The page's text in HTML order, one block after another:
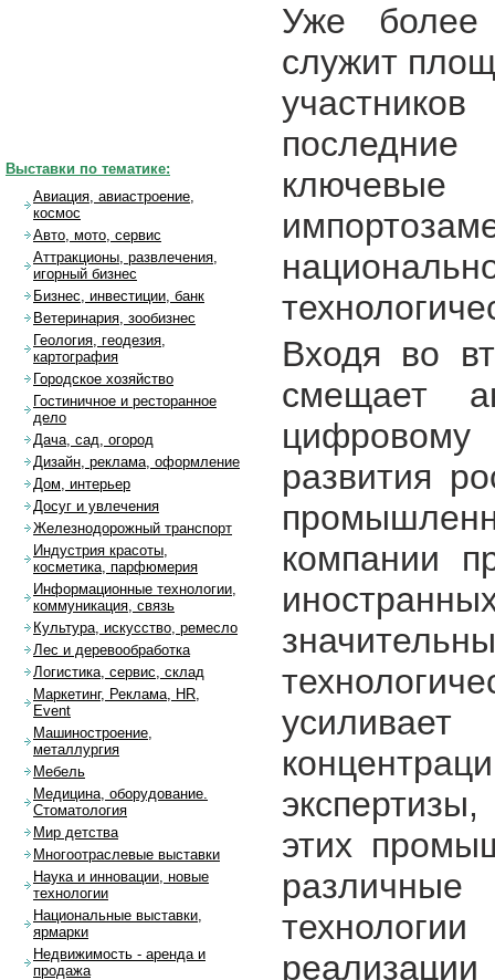
Уже
служит
Входя во
смещает
развития
компании
этих
различные
Выставки по тематике:
Авиация, авиастроение,
космос
Авто, мото, сервис
Аттракционы, развлечения,
игорный бизнес
Бизнес, инвестиции, банк
Ветеринария, зообизнес
Геология, геодезия,
картография
Городское хозяйство
Гостиничное и ресторанное
дело
Дача, сад, огород
Дизайн, реклама, оформление
Дом, интерьер
Досуг и увлечения
Железнодорожный транспорт
Индустрия красоты,
косметика, парфюмерия
Информационные технологии,
коммуникация, связь
Культура, искусство, ремесло
Лес и деревообработка
Логистика, сервис, склад
Маркетинг, Реклама, HR,
Event
Машиностроение,
металлургия
Мебель
Медицина, оборудование.
Стоматология
Мир детства
Многоотраслевые выставки
Наука и инновации, новые
технологии
Национальные выставки,
ярмарки
Недвижимость - аренда и
продажа